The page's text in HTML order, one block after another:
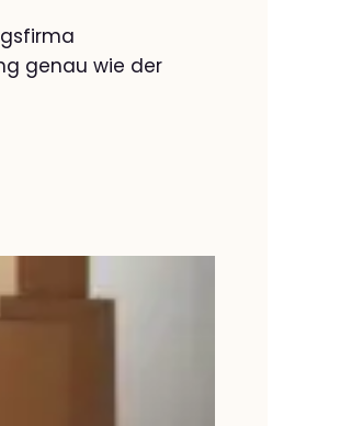
genau wie der